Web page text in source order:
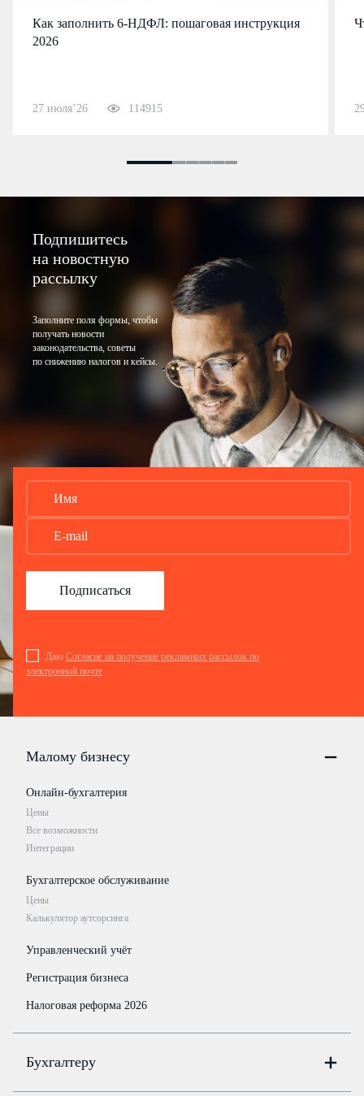
Как заполнить 6-НДФЛ: пошаговая инструкция
2026
27 июля’26 114915
Подпишитесь
на новостную
рассылку
Заполните поля формы, чтобы
получать новости
законодательства, советы
по снижению налогов и кейсы.
Даю Согласие на получение рекламных рассылок по
электронной почте
Подписаться
Малому бизнесу
Онлайн-бухгалтерия
Цены
Все возможности
Интеграции
Бухгалтерское обслуживание
Цены
Калькулятор аутсорсинга
Управленческий учёт
Регистрация бизнеса
Налоговая реформа 2026
Бухгалтеру